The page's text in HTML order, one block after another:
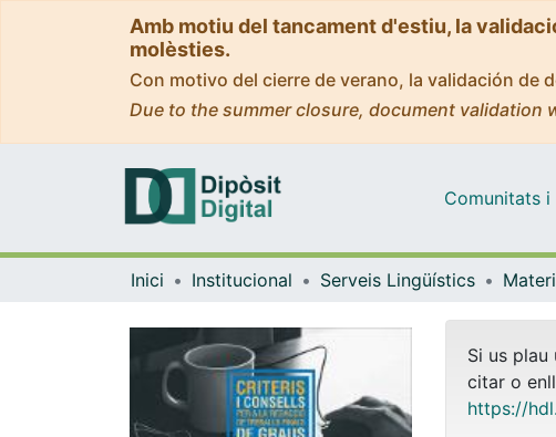
Amb motiu del tancament d'estiu, la
molèsties.
Con motivo del cierre de verano, la validación de
Due to the summer closure, document validation
Comunitats i
Inici Institucional Serveis Lingüístics
Si us
citar o
https://